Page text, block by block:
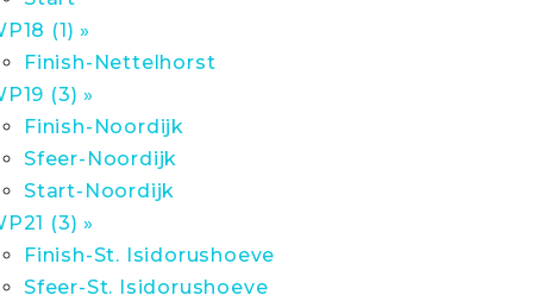
(1) »
Finish-Nettelhorst
(3) »
Finish-Noordijk
Sfeer-Noordijk
Start-Noordijk
(3) »
Finish-St. Isidorushoeve
Sfeer-St. Isidorushoeve